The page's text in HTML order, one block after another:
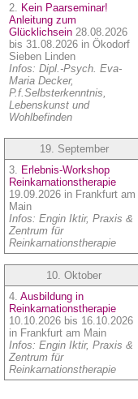
2. Kein Paarseminar!
Anleitung zum
Glücklichsein 28.08.2026
bis 31.08.2026 in Ökodorf
Sieben Linden
Infos: Dipl.-Psych. Eva-
Maria Decker,
P.f.Selbsterkenntnis,
Lebenskunst und
Wohlbefinden
19. September
3. Erlebnis-Workshop
Reinkarnationstherapie
19.09.2026 in Frankfurt am
Main
Infos: Engin Iktir, Praxis &
Zentrum für
Reinkarnationstherapie
10. Oktober
4. Ausbildung in
Reinkarnationstherapie
10.10.2026 bis 16.10.2026
in Frankfurt am Main
Infos: Engin Iktir, Praxis &
Zentrum für
Reinkarnationstherapie